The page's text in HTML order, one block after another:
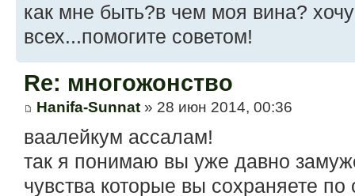
как мне быть?в чем моя вина?
всех...помогите советом!
Re: многожонство
Hanifa-Sunnat » 28 июн 2014, 00:36
ваалейкум ассалам!
так я понимаю вы уже давно
чувства которые вы сохраняете